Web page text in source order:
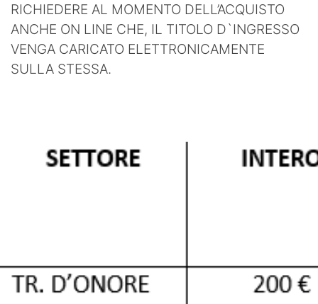
RICHIEDERE AL MOMENTO DELL’ACQUISTO
ANCHE ON LINE CHE, IL TITOLO D`INGRESSO
VENGA CARICATO ELETTRONICAMENTE
SULLA STESSA.